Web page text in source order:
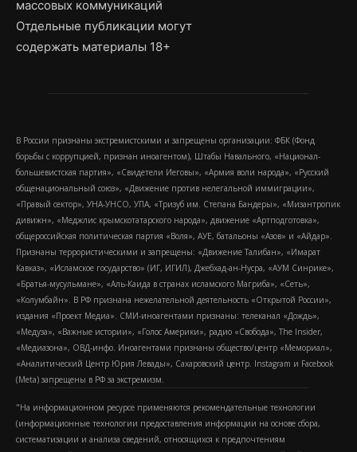
массовых коммуникаций
Отдельные публикации могут
содержать материалы 18+
В России признаны экстремистскими и запрещены организации: ФБК (Фонд
борьбы с коррупцией, признан иноагентом), Штабы Навального, «Национал-
большевистская партия», «Свидетели Иеговы», «Армия воли народа», «Русский
общенациональный союз», «Движение против нелегальной иммиграции»,
«Правый сектор», УНА-УНСО, УПА, «Тризуб им. Степана Бандеры», «Мизантропик
дивижн», «Меджлис крымскотатарского народа», движение «Артподготовка»,
общероссийская политическая партия «Воля», АУЕ, батальоны «Азов» и «Айдар».
Признаны террористическими и запрещены: «Движение Талибан», «Имарат
Кавказ», «Исламское государство» (ИГ, ИГИЛ), Джебхад-ан-Нусра, «АУМ Синрике»,
«Братья-мусульмане», «Аль-Каида в странах исламского Магриба», «Сеть»,
«Колумбайн». В РФ признана нежелательной деятельность «Открытой России»,
издания «Проект Медиа». СМИ-иноагентами признаны: телеканал «Дождь»,
«Медуза», «Важные истории», «Голос Америки», радио «Свобода», The Insider,
«Медиазона», ОВД-инфо. Иноагентами признаны общество/центр «Мемориал»,
«Аналитический Центр Юрия Левады», Сахаровский центр. Instagram и Facebook
(Metа) запрещены в РФ за экстремизм.
"На информационном ресурсе применяются рекомендательные технологии
(информационные технологии предоставления информации на основе сбора,
систематизации и анализа сведений, относящихся к предпочтениям